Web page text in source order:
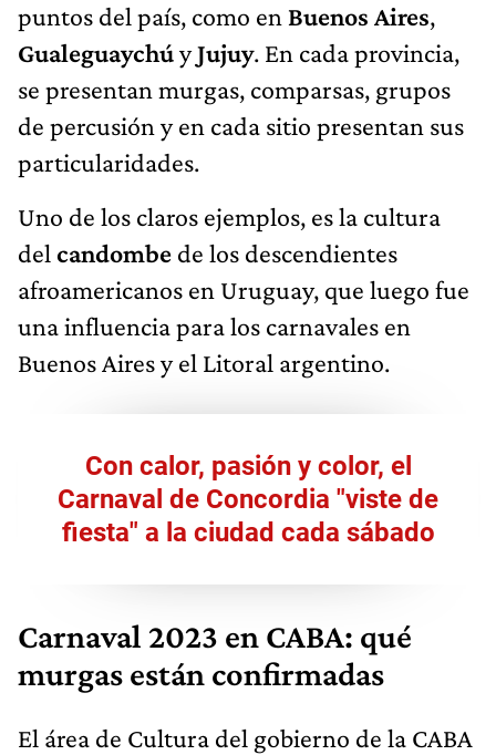
puntos del país, como en Buenos Aires,
GualeguaychúyJujuy. En cada provincia,
se presentan murgas, comparsas, grupos
de percusión y en cada sitio presentan sus
particularidades.
Uno de los claros ejemplos, es la cultura
del candombe de los descendientes
afroamericanos en Uruguay, que luego fue
una influencia para los carnavales en
Buenos Aires y el Litoral argentino.
Con calor, pasión y color, el
Carnaval de Concordia "viste de
fiesta" a la ciudad cada sábado
Carnaval 2023 en CABA: qué
murgas están confirmadas
El área de Cultura del gobierno de la CABA